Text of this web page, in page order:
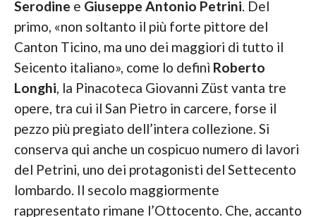
Serodine e Giuseppe Antonio Petrini. Del
primo, «non soltanto il più forte pittore del
Canton Ticino, ma uno dei maggiori di tutto il
Seicento italiano», come lo definì Roberto
Longhi, la Pinacoteca Giovanni Züst vanta tre
opere, tra cui il San Pietro in carcere, forse il
pezzo più pregiato dell’intera collezione. Si
conserva qui anche un cospicuo numero di lavori
del Petrini, uno dei protagonisti del Settecento
lombardo. Il secolo maggiormente
rappresentato rimane l’Ottocento. Che, accanto